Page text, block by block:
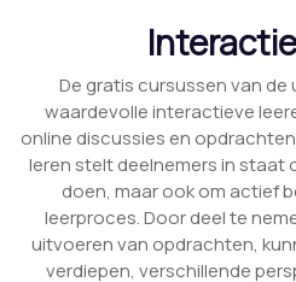
De gratis cursussen van
waardevolle interactieve
online discussies en
leren stelt deelnemers in staat
doen, maar ook om actief
leerproces. Door deel te
uitvoeren van opdrachten,
verdiepen, verschillende